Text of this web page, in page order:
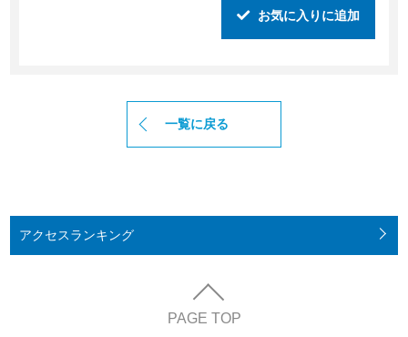
お気に入りに追加
一覧に戻る
アクセスランキング
PAGE TOP